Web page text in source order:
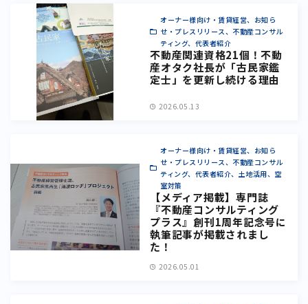
オーナー様向け・賃貸経営、お知ら
せ・プレスリリース、不動産コンサル
ティング、代表者紹介
不動産関連資格21個！不動
産オタク社長が「古民家鑑
定士」を更新し続ける理由
2026.05.13
オーナー様向け・賃貸経営、お知ら
せ・プレスリリース、不動産コンサル
ティング、代表者紹介、土地活用、空
室対策
【メディア掲載】専門誌
『不動産コンサルティング
プラス』創刊1周年記念号に
執筆記事が掲載されまし
た！
2026.05.01